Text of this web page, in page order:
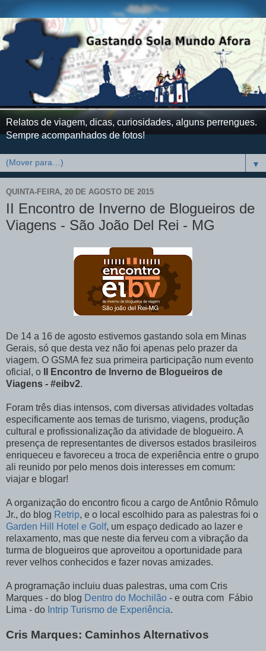
Relatos de viagem, dicas, curiosidades, alguns perrengues.
Sempre acompanhados de fotos!
▼
QUINTA-FEIRA, 20 DE AGOSTO DE 2015
II Encontro de Inverno de Blogueiros de
Viagens - São João Del Rei - MG
De 14 a 16 de agosto estivemos gastando sola em Minas
Gerais, só que desta vez não foi apenas pelo prazer da
viagem. O GSMA fez sua primeira participação num evento
oficial, o
II Encontro de Inverno de Blogueiros de
Viagens - #eibv2.
Foram três dias intensos, com diversas atividades voltadas
especificamente aos temas de turismo, viagens, produção
cultural e profissionalização da atividade de blogueiro. A
presença de representantes de diversos estados brasileiros
enriqueceu e favoreceu a troca de experiência entre o grupo
ali reunido por pelo menos dois interesses em comum:
viajar e blogar!
A organização do encontro ficou a cargo de Antônio Rômulo
Jr., do blog Retrip, e o local escolhido para as palestras foi o
Garden Hill Hotel e Golf, um espaço dedicado ao lazer e
relaxamento, mas que neste dia ferveu com a vibração da
turma de blogueiros que aproveitou a oportunidade para
rever velhos conhecidos e fazer novas amizades.
A programação incluiu duas palestras, uma com Cris
Marques - do blog Dentro do Mochilão - e outra com Fábio
Lima - do Intrip Turismo de Experiência.
Cris Marques: Caminhos Alternativos